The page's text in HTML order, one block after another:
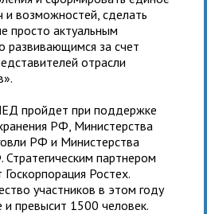
возможностей, сделать
просто актуальным
развивающимся за счет
отрасли
пройдет при поддержке
РФ, Министерства
РФ и Министерства
Стратегическим партнером
Ростех.
участников в этом году
и превысит 1500 человек.